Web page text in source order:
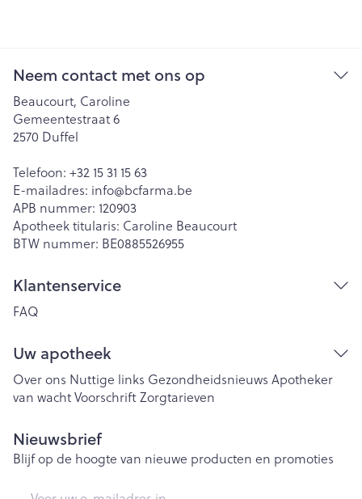
Neem contact met ons op
Beaucourt, Caroline
Gemeentestraat 6
2570 Duffel
Telefoon: +32 15 31 15 63
E-mailadres: info@bcfarma.be
APB nummer: 120903
Apotheek titularis: Caroline Beaucourt
BTW nummer: BE0885526955
Klantenservice
FAQ
Uw apotheek
Over ons Nuttige links Gezondheidsnieuws Apotheker
van wachtVoorschriftZorgtarieven
Nieuwsbrief
Blijf op de hoogte van nieuwe producten en promoties